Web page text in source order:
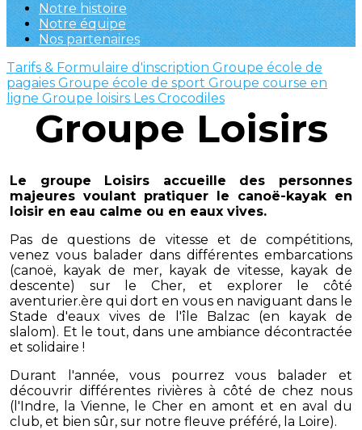
Notre histoire
Notre équipe
Nos partenaires
Tarifs & Formulaire d'inscription Groupe école de
pagaies Groupe école de sport Groupe course en
ligne Groupe loisirs Les Crocodiles
Groupe Loisirs
Le groupe Loisirs accueille des personnes
majeures voulant pratiquer le canoë-kayak en
loisir en eau calme ou en eaux vives.
Pas de questions de vitesse et de compétitions,
venez vous balader dans différentes embarcations
(canoë, kayak de mer, kayak de vitesse, kayak de
descente) sur le Cher, et explorer le côté
aventurier.ère qui dort en vous en naviguant dans le
Stade d'eaux vives de l'île Balzac (en kayak de
slalom). Et le tout, dans une ambiance décontractée
et solidaire !
Durant l'année, vous pourrez vous balader et
découvrir différentes rivières à côté de chez nous
(l'Indre, la Vienne, le Cher en amont et en aval du
club, et bien sûr, sur notre fleuve préféré, la Loire).